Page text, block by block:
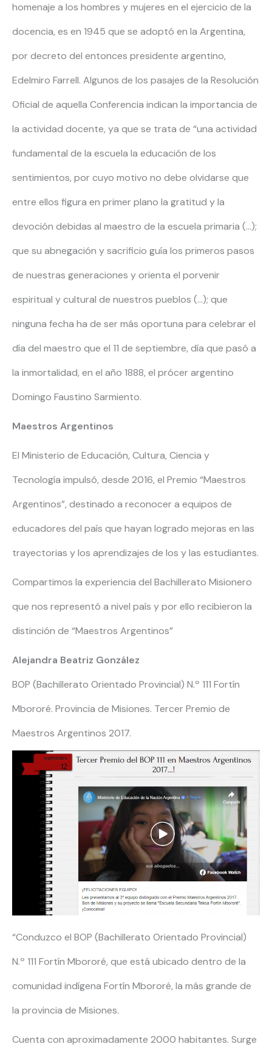
homenaje a los hombres y mujeres en el ejercicio de la
docencia, es en 1945 que se adoptó en la Argentina,
por decreto del entonces presidente argentino,
Edelmiro Farrell. Algunos de los pasajes de la Resolución
Oficial de aquella Conferencia indican la importancia de
la actividad docente, ya que se trata de “una actividad
fundamental de la escuela la educación de los
sentimientos, por cuyo motivo no debe olvidarse que
entre ellos figura en primer plano la gratitud y la
devoción debidas al maestro de la escuela primaria (…);
que su abnegación y sacrificio guía los primeros pasos
de nuestras generaciones y orienta el porvenir
espiritual y cultural de nuestros pueblos (…); que
ninguna fecha ha de ser más oportuna para celebrar el
día del maestro que el 11 de septiembre, día que pasó a
la inmortalidad, en el año 1888, el prócer argentino
Domingo Faustino Sarmiento.
Maestros Argentinos
El Ministerio de Educación, Cultura, Ciencia y
Tecnología impulsó, desde 2016, el Premio “Maestros
Argentinos”, destinado a reconocer a equipos de
educadores del país que hayan logrado mejoras en las
trayectorias y los aprendizajes de los y las estudiantes.
Compartimos la experiencia del Bachillerato Misionero
que nos representó a nivel país y por ello recibieron la
distinción de “Maestros Argentinos”
Alejandra Beatriz González
BOP (Bachillerato Orientado Provincial) N.º 111 Fortín
Mbororé. Provincia de Misiones. Tercer Premio de
Maestros Argentinos 2017.
“Conduzco el BOP (Bachillerato Orientado Provincial)
N.º 111 Fortín Mbororé, que está ubicado dentro de la
comunidad indígena Fortín Mbororé, la más grande de
la provincia de Misiones.
Cuenta con aproximadamente 2000 habitantes. Surge